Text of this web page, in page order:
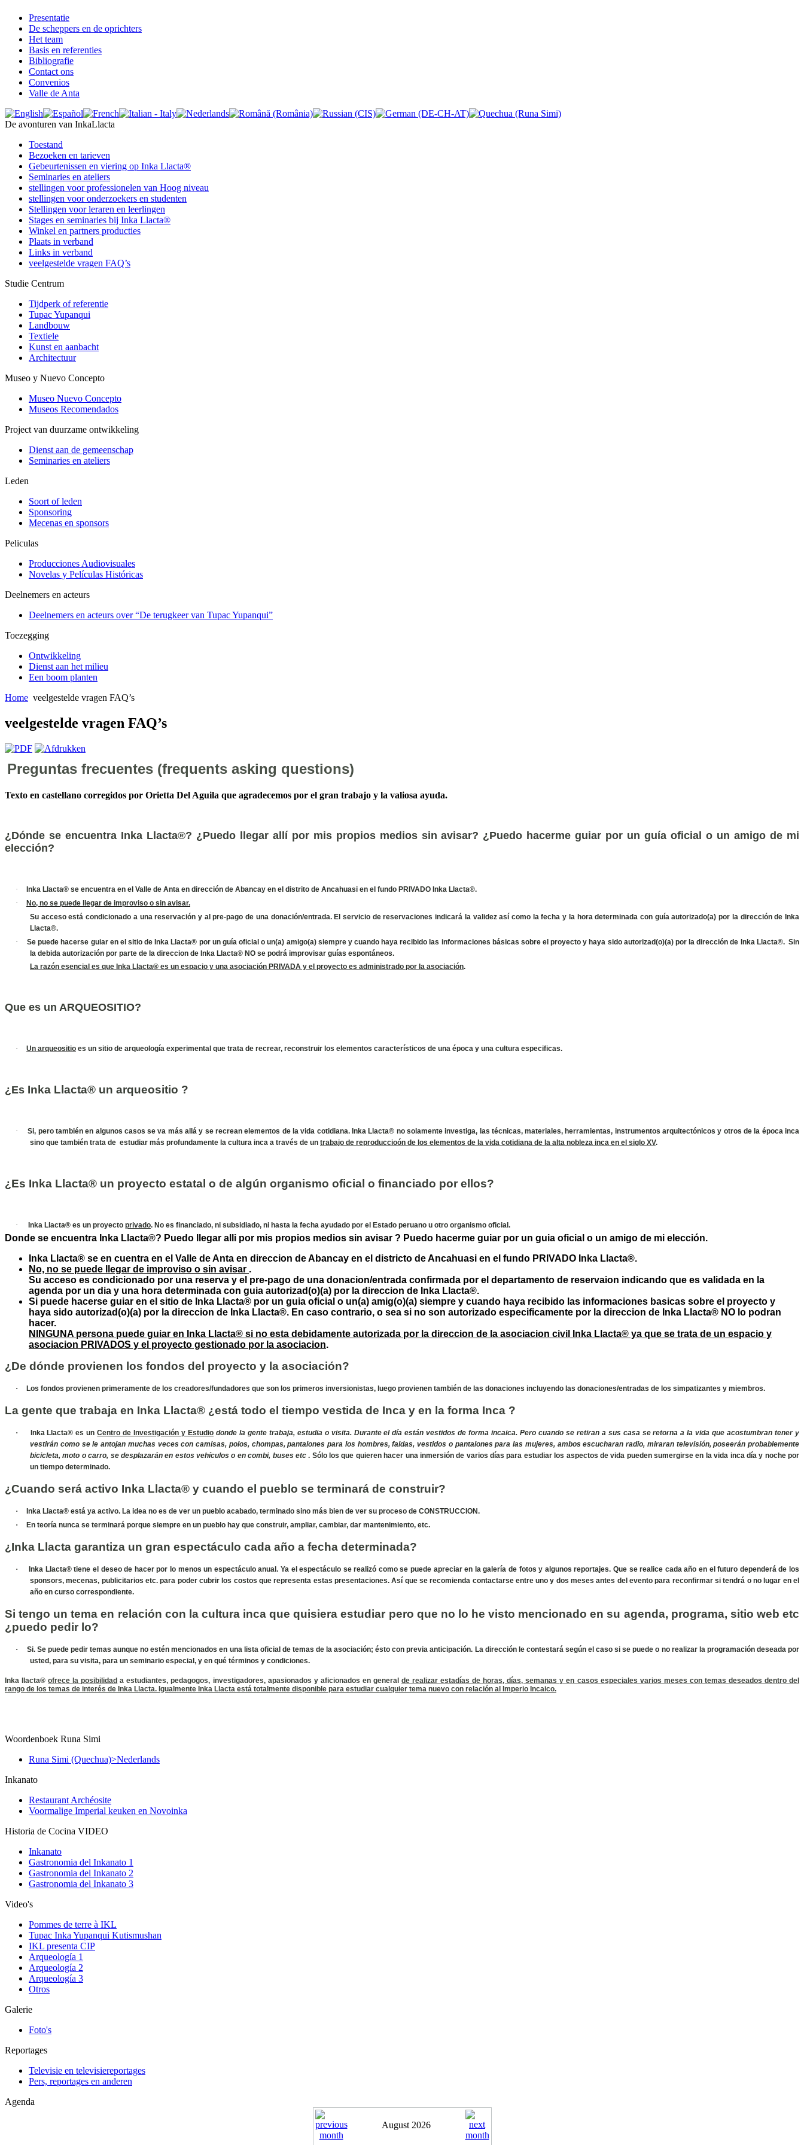
Presentatie
De scheppers en de oprichters
Het team
Basis en referenties
Bibliografie
Contact ons
Convenios
Valle de Anta
De avonturen van InkaLlacta
Toestand
Bezoeken en tarieven
Gebeurtenissen en viering op Inka Llacta®
Seminaries en ateliers
stellingen voor professionelen van Hoog niveau
stellingen voor onderzoekers en studenten
Stellingen voor leraren en leerlingen
Stages en seminaries bij Inka Llacta®
Winkel en partners producties
Plaats in verband
Links in verband
veelgestelde vragen FAQ’s
Studie Centrum
Tijdperk of referentie
Tupac Yupanqui
Landbouw
Textiele
Kunst en aanbacht
Architectuur
Museo y Nuevo Concepto
Museo Nuevo Concepto
Museos Recomendados
Project van duurzame ontwikkeling
Dienst aan de gemeenschap
Seminaries en ateliers
Leden
Soort of leden
Sponsoring
Mecenas en sponsors
Peliculas
Producciones Audiovisuales
Novelas y Películas Históricas
Deelnemers en acteurs
Deelnemers en acteurs over “De terugkeer van Tupac Yupanqui”
Toezegging
Ontwikkeling
Dienst aan het milieu
Een boom planten
Home veelgestelde vragen FAQ’s
veelgestelde vragen FAQ’s
Preguntas frecuentes (frequents asking questions)
Texto en castellano corregidos por Orietta Del Aguila que agradecemos por el gran trabajo y la valiosa ayuda.
¿Dónde se encuentra Inka Llacta®? ¿Puedo llegar allí por mis propios medios sin avisar? ¿Puedo hacerme guiar por un guía oficial o un amigo de mi
elección?
· Inka Llacta® se encuentra en el Valle de Anta en dirección de Abancay en el distrito de Ancahuasi en el fundo PRIVADO Inka Llacta®.
·
No, no se puede llegar de improviso o sin avisar.
Su acceso está condicionado a una reservación y al pre-pago de una donación/entrada. El servicio de reservaciones indicará la validez así como la fecha y la hora determinada con guía autorizado(a) por la dirección de Inka
Llacta®.
· Se puede hacerse guiar en el sitio de Inka Llacta® por un guía oficial o un(a) amigo(a) siempre y cuando haya recibido las informaciones básicas sobre el proyecto y haya sido autorizad(o)(a) por la dirección de Inka Llacta®. Sin
la debida autorización por parte de la direccion de Inka Llacta® NO se podrá improvisar guías espontáneos.
La razón esencial es que Inka Llacta® es un espacio y una asociación PRIVADA y el proyecto es administrado por la asociación.
Que es un ARQUEOSITIO?
· Un arqueositio es un sitio de arqueología experimental que trata de recrear, reconstruir los elementos característicos de una época y una cultura especificas.
¿Es Inka Llacta® un arqueositio ?
·
Si, pero también en algunos casos se va más allá y se recrean elementos de la vida cotidiana. Inka Llacta® no solamente investiga, las técnicas, materiales, herramientas, instrumentos arquitectónicos y otros de la época inca
sino que también trata de estudiar más profundamente la cultura inca a través de un trabajo de reproduccioón de los elementos de la vida cotidiana de la alta nobleza inca en el siglo XV.
¿ Es Inka Llacta® un proyecto estatal o de algún organismo oficial o financiado por ellos?
· Inka Llacta® es un proyecto privado. No es financiado, ni subsidiado, ni hasta la fecha ayudado por el Estado peruano u otro organismo oficial.
Donde se encuentra Inka Llacta®? Puedo llegar alli por mis propios medios sin avisar ? Puedo hacerme guiar por un guia oficial o un amigo de mi elección.
Inka Llacta® se en cuentra en el Valle de Anta en direccion de Abancay en el districto de Ancahuasi en el fundo PRIVADO Inka Llacta®.
No, no se puede llegar de improviso o sin avisar .
Su acceso es condicionado por una reserva y el pre-pago de una donacion/entrada confirmada por el departamento de reservaion indicando que es validada en la
agenda por un dia y una hora determinada con guia autorizad(o)(a) por la direccion de Inka Llacta®.
Si puede hacerse guiar en el sitio de Inka Llacta® por un guia oficial o un(a) amig(o)(a) siempre y cuando haya recibido las informaciones basicas sobre el proyecto y
haya sido autorizad(o)(a) por la direccion de Inka Llacta®. En caso contrario, o sea si no son autorizado especificamente por la direccion de Inka Llacta® NO lo podran
hacer.
NINGUNA persona puede guiar en Inka Llacta® si no esta debidamente autorizada por la direccion de la asociacion civil Inka Llacta® ya que se trata de un espacio y
asociacion PRIVADOS y el proyecto gestionado por la asociacion.
¿De dónde provienen los fondos del proyecto y la asociación?
· Los fondos provienen primeramente de los creadores/fundadores que son los primeros inversionistas, luego provienen también de las donaciones incluyendo las donaciones/entradas de los simpatizantes y miembros.
La gente que trabaja en Inka Llacta® ¿está todo el tiempo vestida de Inca y en la forma Inca ?
· Inka Llacta® es unCentro de Investigación y Estudio donde la gente trabaja, estudia o visita. Durante el día están vestidos de forma incaica. Pero cuando se retiran a sus casa se retorna a la vida que acostumbran tener y
vestirán como se le antojan muchas veces con camisas, polos, chompas, pantalones para los hombres, faldas, vestidos o pantalones para las mujeres, ambos escucharan radio, miraran televisión, poseerán probablemente
bicicleta, moto o carro, se desplazarán en estos vehículos o en combi, buses etc. Sólo los que quieren hacer una inmersión de varios días para estudiar los aspectos de vida pueden sumergirse en la vida inca día y noche por
un tiempo determinado.
¿Cuando será activo Inka Llacta® y cuando el pueblo se terminará de construir?
· Inka Llacta® está ya activo. La idea no es de ver un pueblo acabado, terminado sino más bien de ver su proceso de CONSTRUCCION.
· En teoría nunca se terminará porque siempre en un pueblo hay que construir, ampliar, cambiar, dar mantenimiento, etc.
¿Inka Llacta garantiza un gran espectáculo cada año a fecha determinada?
·
Inka Llacta® tiene el deseo de hacer por lo menos un espectáculo anual. Ya el espectáculo se realizó como se puede apreciar en la galería de fotos y algunos reportajes. Que se realice cada año en el futuro dependerá de los
sponsors, mecenas, publicitarios etc. para poder cubrir los costos que representa estas presentaciones. Así que se recomienda contactarse entre uno y dos meses antes del evento para reconfirmar si tendrá o no lugar en el
año en curso correspondiente.
Si tengo un tema en relación con la cultura inca que quisiera estudiar pero que no lo he visto mencionado en su agenda, programa, sitio web etc
¿puedo pedir lo?
·
Si. Se puede pedir temas aunque no estén mencionados en una lista oficial de temas de la asociación; ésto con previa anticipación. La dirección le contestará según el caso si se puede o no realizar la programación deseada por
usted, para su visita, para un seminario especial, y en qué términos y condiciones.
Inka llacta®ofrece la posibilidad a estudiantes, pedagogos, investigadores, apasionados y aficionados en general de realizar estadías de horas, días, semanas y en casos especiales varios meses con temas deseados dentro del
rango de los temas de interés de Inka Llacta. Igualmente Inka Llacta está totalmente disponible para estudiar cualquier tema nuevo con relación al Imperio Incaico.
Woordenboek Runa Simi
Runa Simi (Quechua)>Nederlands
Inkanato
Restaurant Archéosite
Voormalige Imperial keuken en Novoinka
Historia de Cocina VIDEO
Inkanato
Gastronomia del Inkanato 1
Gastronomia del Inkanato 2
Gastronomia del Inkanato 3
Video's
Pommes de terre à IKL
Tupac Inka Yupanqui Kutismushan
IKL presenta CIP
Arqueología 1
Arqueología 2
Arqueología 3
Otros
Galerie
Foto's
Reportages
Televisie en televisiereportages
Pers, reportages en anderen
Agenda
August 2026